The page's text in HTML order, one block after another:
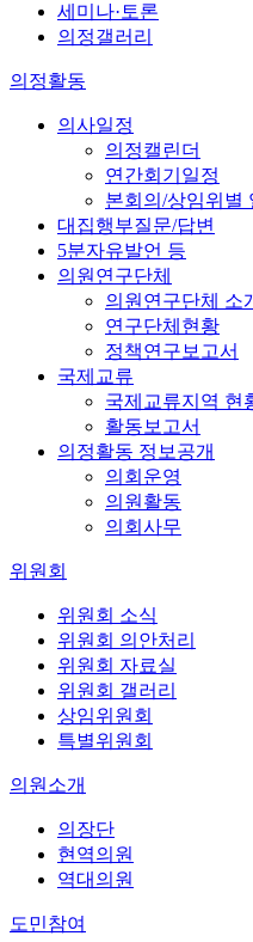
세미나·토론
의정갤러리
의정활동
의사일정
의정캘린더
연간회기일정
본회의/상임위별
대집행부질문/답변
5분자유발언 등
의원연구단체
의원연구단체 소
연구단체현황
정책연구보고서
국제교류
국제교류지역 현
활동보고서
의정활동 정보공개
의회운영
의원활동
의회사무
위원회
위원회 소식
위원회 의안처리
위원회 자료실
위원회 갤러리
상임위원회
특별위원회
의원소개
의장단
현역의원
역대의원
도민참여